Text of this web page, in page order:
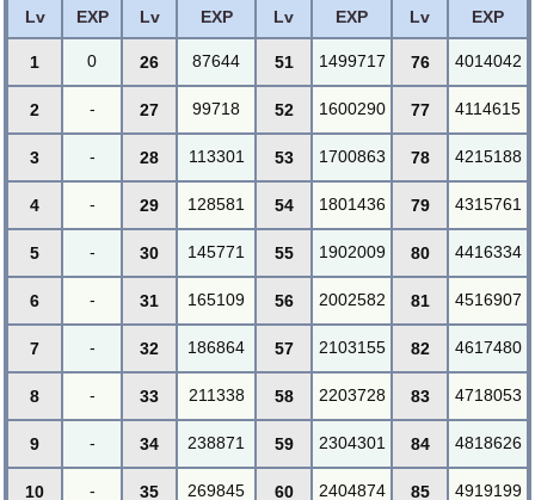
Lv EXP Lv EXP Lv EXP Lv EXP
1 0 26 87644 51 1499717 76 4014042
2 - 27 99718 52 1600290 77 4114615
3 - 28 113301 53 1700863 78 4215188
4 - 29 128581 54 1801436 79 4315761
5 - 30 145771 55 1902009 80 4416334
6 - 31 165109 56 2002582 81 4516907
7 - 32 186864 57 2103155 82 4617480
8 - 33 211338 58 2203728 83 4718053
9 - 34 238871 59 2304301 84 4818626
10 - 35 269845 60 2404874 85 4919199